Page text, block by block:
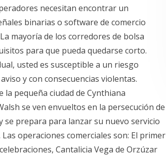
necesitan encontrar un
binarias o software de comercio
mayoría de los corredores de bolsa
para que pueda quedarse corto.
usted es susceptible a un riesgo
y con consecuencias violentas.
la pequeña ciudad de Cynthiana
se ven envueltos en la persecución de
se prepara para lanzar su nuevo servicio
operaciones comerciales son: El primer
Cantalicia Vega de Orzúzar